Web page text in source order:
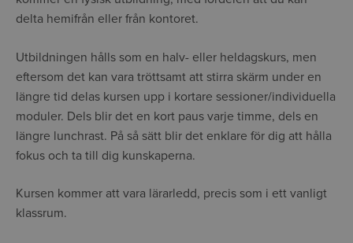
delta hemifrån eller från kontoret.
Utbildningen hålls som en halv- eller heldagskurs, men
eftersom det kan vara tröttsamt att stirra skärm under en
längre tid delas kursen upp i kortare sessioner/individuella
moduler. Dels blir det en kort paus varje timme, dels en
längre lunchrast. På så sätt blir det enklare för dig att hålla
fokus och ta till dig kunskaperna.
Kursen kommer att vara lärarledd, precis som i ett vanligt
klassrum.